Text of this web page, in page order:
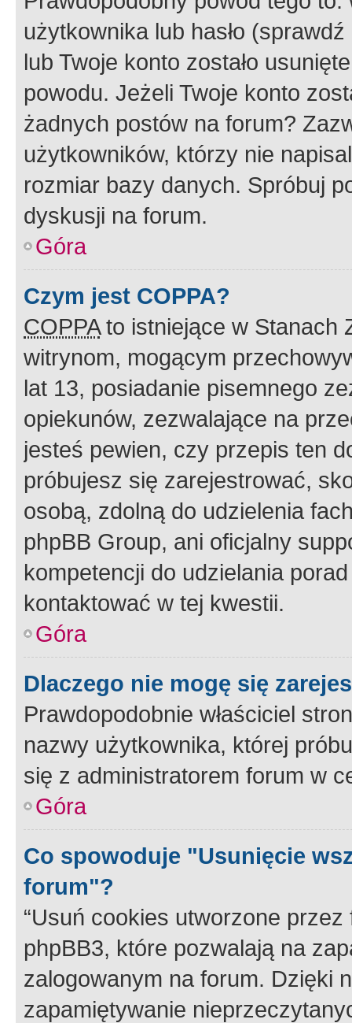
użytkownika lub hasło
lub Twoje konto zostało
powodu. Jeżeli Twoje konto
żadnych postów na forum?
użytkowników, którzy nie
rozmiar bazy danych. Spróbuj
dyskusji na forum.
Góra
Czym jest COPPA?
COPPAto istniejące w Stanach
witrynom, mogącym
lat 13, posiadanie pisemnego
opiekunów, zezwalające na
jesteś pewien, czy przepis ten
próbujesz się zarejestrować,
osobą, zdolną do udzielenia
phpBB Group, ani oficjalny
kompetencji do udzielania
kontaktować w tej kwestii.
Góra
Dlaczego nie mogę się
Prawdopodobnie właściciel
nazwy użytkownika, której
się z administratorem forum w
Góra
Co spowoduje "Usunięcie
forum"?
“Usuń cookies utworzone
phpBB3, które pozwalają na
zalogowanym na forum. Dzięki
zapamiętywanie